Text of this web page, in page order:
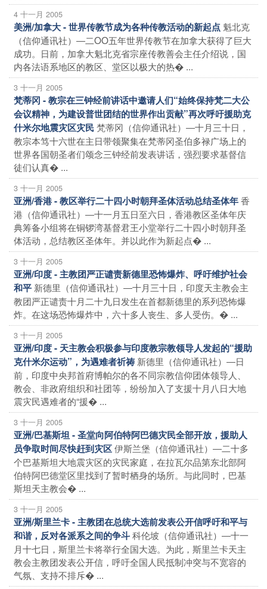
4 十一月 2005
美洲/加拿大 - 世界传教节成为各种传教活动的新起点 魁北克
（信仰通讯社）―二OO五年世界传教节在加拿大获得了巨大
成功。日前，加拿大魁北克省宗座传教善会主任介绍说，国
内各法语系地区的教区、堂区以极大的热� ...
3 十一月 2005
梵蒂冈 - 教宗在三钟经前讲话中邀请人们“始终保持梵二大公
会议精神，为建设普世团结的世界作出贡献”再次呼吁援助克
什米尔地震灾区灾民梵蒂冈（信仰通讯社）―十月三十日，
教宗本笃十六世在主日带领聚集在梵蒂冈圣伯多禄广场上的
世界各国朝圣者们颂念三钟经前发表讲话，强烈要求基督信
徒们认真� ...
3 十一月 2005
亚洲/香港 - 教区举行二十四小时朝拜圣体活动总结圣体年香
港（信仰通讯社）―十一月五日至六日，香港教区圣体年庆
典筹备小组将在铜锣湾基督君王小堂举行二十四小时朝拜圣
体活动，总结教区圣体年。并以此作为新起点� ...
3 十一月 2005
亚洲/印度 - 主教团严正谴责新德里恐怖爆炸、呼吁维护社会
和平 新德里（信仰通讯社）―十月三十日，印度天主教会主
教团严正谴责十月二十九日发生在首都新德里的系列恐怖爆
炸。在这场恐怖爆炸中，六十多人丧生、多人受伤。� ...
3 十一月 2005
亚洲/印度 - 天主教会积极参与印度教宗教领导人发起的“援助
克什米尔运动”，为遇难者祈祷 新德里（信仰通讯社）―日
前，印度中央邦首府博帕尔的各不同宗教信仰团体领导人、
教会、非政府组织和社团等，纷纷加入了支援十月八日大地
震灾民遇难者的“援� ...
3 十一月 2005
亚洲/巴基斯坦 - 圣堂向阿伯特阿巴德灾民全部开放，援助人
员争取时间尽快赶到灾区伊斯兰堡（信仰通讯社）―二十多
个巴基斯坦大地震灾区的灾民家庭，在拉瓦尔品第东北部阿
伯特阿巴德堂区里找到了暂时栖身的场所。与此同时，巴基
斯坦天主教会� ...
3 十一月 2005
亚洲/斯里兰卡 - 主教团在总统大选前发表公开信呼吁和平与
和谐，反对各派系之间的争斗科伦坡（信仰通讯社）―十一
月十七日，斯里兰卡将举行全国大选。为此，斯里兰卡天主
教会主教团发表公开信，呼吁全国人民抵制冲突与不宽容的
气氛、支持不排斥� ...